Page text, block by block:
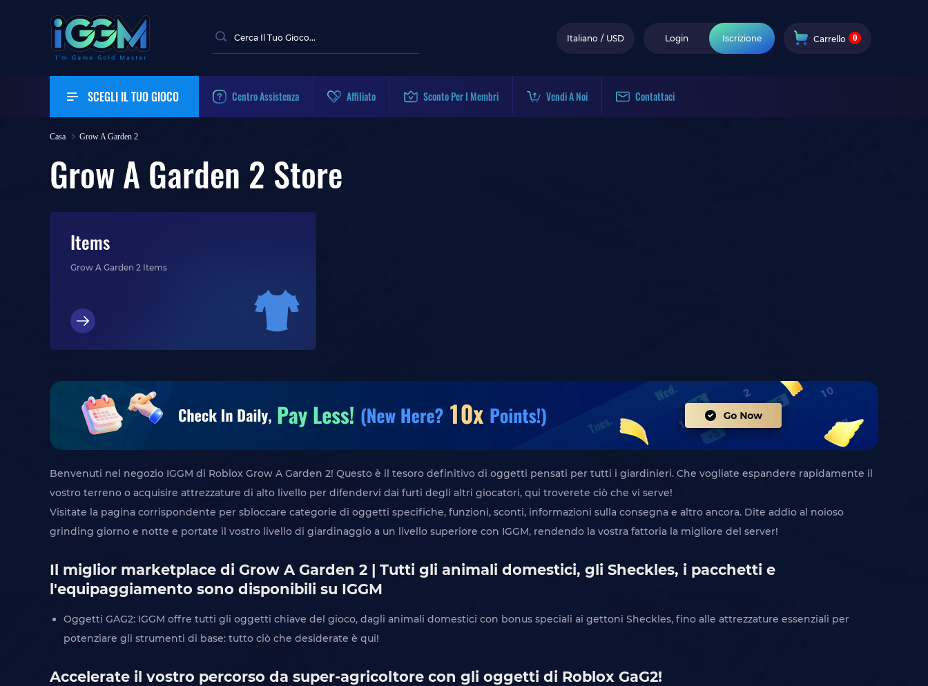
Italiano / USD Login Iscrizione Carrello 0
SCEGLI IL TUO GIOCO Centro Assistenza Affiliato Sconto Per I Membri Vendi A Noi Contattaci
Casa Grow A Garden 2
Grow A Garden 2 Store
Items
Grow A Garden 2 Items
Benvenuti nel negozio IGGM di Roblox Grow A Garden 2! Questo è il tesoro definitivo di oggetti pensati per tutti i giardinieri. Che vogliate espandere rapidamente il
vostro terreno o acquisire attrezzature di alto livello per difendervi dai furti degli altri giocatori, qui troverete ciò che vi serve!
Visitate la pagina corrispondente per sbloccare categorie di oggetti specifiche, funzioni, sconti, informazioni sulla consegna e altro ancora. Dite addio al noioso
grinding giorno e notte e portate il vostro livello di giardinaggio a un livello superiore con IGGM, rendendo la vostra fattoria la migliore del server!
Il miglior marketplace di Grow A Garden 2 | Tutti gli animali domestici, gli Sheckles, i pacchetti e
l'equipaggiamento sono disponibili su IGGM
Oggetti GAG2: IGGM offre tutti gli oggetti chiave del gioco, dagli animali domestici con bonus speciali ai gettoni Sheckles, fino alle attrezzature essenziali per
potenziare gli strumenti di base: tutto ciò che desiderate è qui!
Accelerate il vostro percorso da super-agricoltore con gli oggetti di Roblox GaG2!